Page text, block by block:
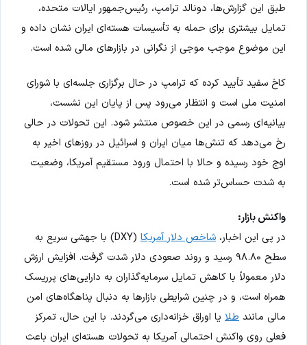
طبق این گزارش‌ها، دونالد ترامپ، رئیس‌جمهور ایالات متحده،
تمایل بیشتری برای حمله به تأسیسات هسته‌ای ایران نشان داده و
این موضوع موجب موجی از نگرانی در بازارهای مالی شده است.
کاخ سفید تأیید کرده که ترامپ در حال برگزاری جلسه‌ای با شورای
امنیت ملی است و انتظار می‌رود پس از پایان این نشست،
بیانیه‌ای رسمی در این خصوص منتشر شود. این تحولات در حالی
رخ می‌دهد که تنش‌ها میان ایران و اسرائیل در روزهای اخیر به
اوج خود رسیده و حالا با احتمال ورود مستقیم آمریکا، وضعیت
به شدت حساس‌تر شده است.
واکنش بازار:
در پی این اخبار، شاخص دلار آمریکا
(DXY) با جهشی سریع به
سطح ۹۸.۸۰ رسید و روند صعودی دلار شدت گرفت. افزایش ارزش
دلار معمولاً با کاهش تمایل سرمایه‌گذاران به دارایی‌های پرریسک
همراه است، و در چنین شرایطی بازارها به دنبال پناهگاه‌های امن
مالی مانند طلا یا اوراق خزانه‌داری می‌گردند. با این حال، تمرکز
فعلی روی واکنش احتمالی آمریکا به تحولات هسته‌ای ایران باعث